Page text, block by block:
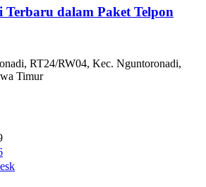
Terbaru dalam Paket Telpon
RT24/RW04, Kec. Nguntoronadi,
Timur